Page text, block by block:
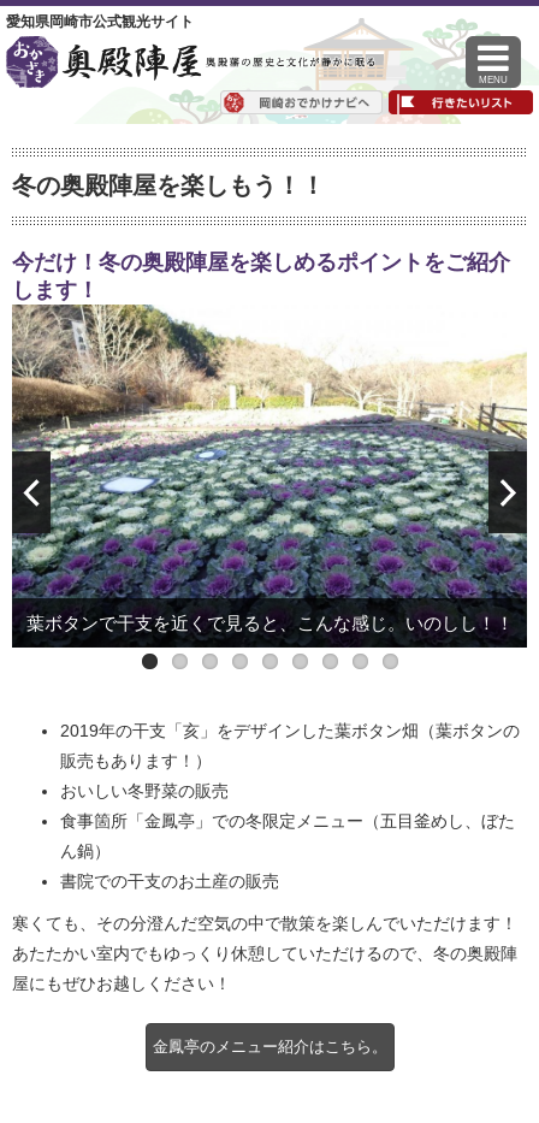
愛知県岡崎市公式観光サイト
MENU
冬の奥殿陣屋を楽しもう！！
今だけ！冬の奥殿陣屋を楽しめるポイントをご紹介
します！
葉ボタンで干支を近くで見ると、こんな感じ。いのしし！！
奥殿陣屋産の葉ボタン売ってます！
冬の野菜たちが、沢山お買い得に並んでます！早い者勝ち！
五目釜めしが始まってます！とってもおいしい！
干支のお土産販売してます。詳しくはリンク先を見て！
朝はとっても空気が澄んでいます。
「てつや」も神々しく！！
来年の干支「イノシシを食べよう！」1200円
釜めしは、アツアツ炊き立てでおいしい！1000円
2019年の干支「亥」をデザインした葉ボタン畑（葉ボタンの
販売もあります！）
おいしい冬野菜の販売
食事箇所「金鳳亭」での冬限定メニュー（五目釜めし、ぼた
ん鍋）
書院での干支のお土産の販売
寒くても、その分澄んだ空気の中で散策を楽しんでいただけます！
あたたかい室内でもゆっくり休憩していただけるので、冬の奥殿陣
屋にもぜひお越しください！
金鳳亭のメニュー紹介はこちら。